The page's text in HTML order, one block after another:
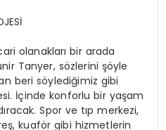
olanakları bir arada
Tanyer, sözlerini şöyle
beri söylediğimiz gibi
İçinde konforlu bir yaşam
Spor ve tıp merkezi,
kuaför gibi hizmetlerin